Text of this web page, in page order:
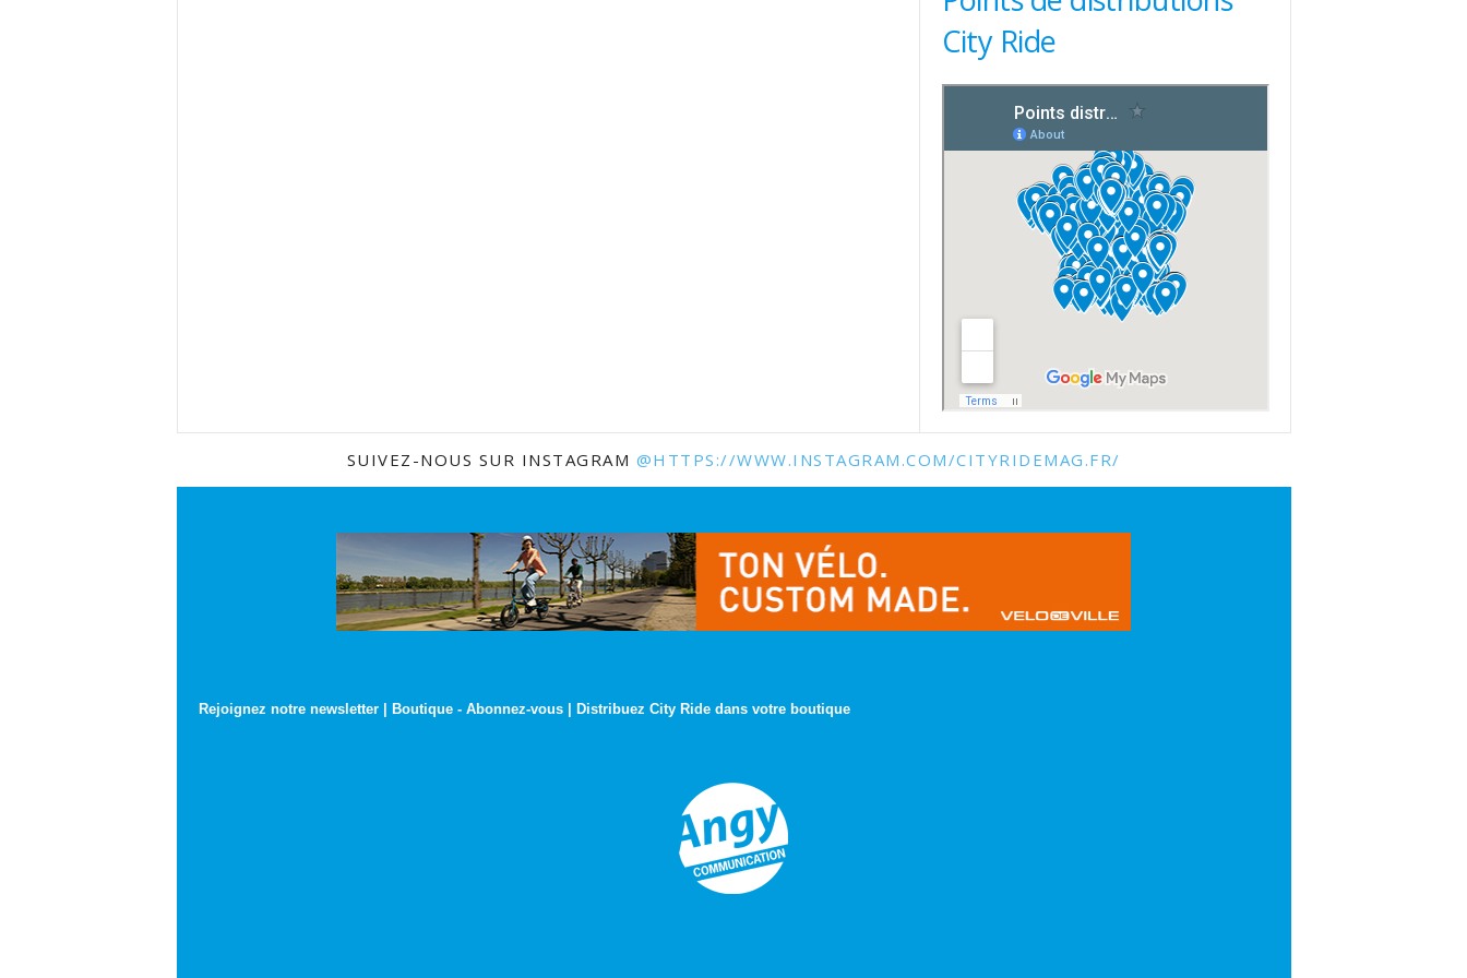
City Ride
SUIVEZ-NOUS SUR INSTAGRAM @HTTPS://WWW.INSTAGRAM.COM/CITYRIDEMAG.FR/
Rejoignez notre newsletter| Boutique- Abonnez-vous| Distribuez City Ride dans votre boutique